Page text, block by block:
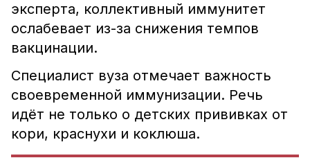
эксперта, коллективный иммунитет
ослабевает из-за снижения темпов
вакцинации.
Специалист вуза отмечает важность
своевременной иммунизации. Речь
идёт не только о детских прививках от
кори, краснухи и коклюша.